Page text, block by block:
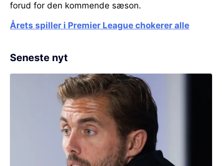
forud for den kommende sæson.
Årets spiller i Premier League chokerer alle
Seneste nyt